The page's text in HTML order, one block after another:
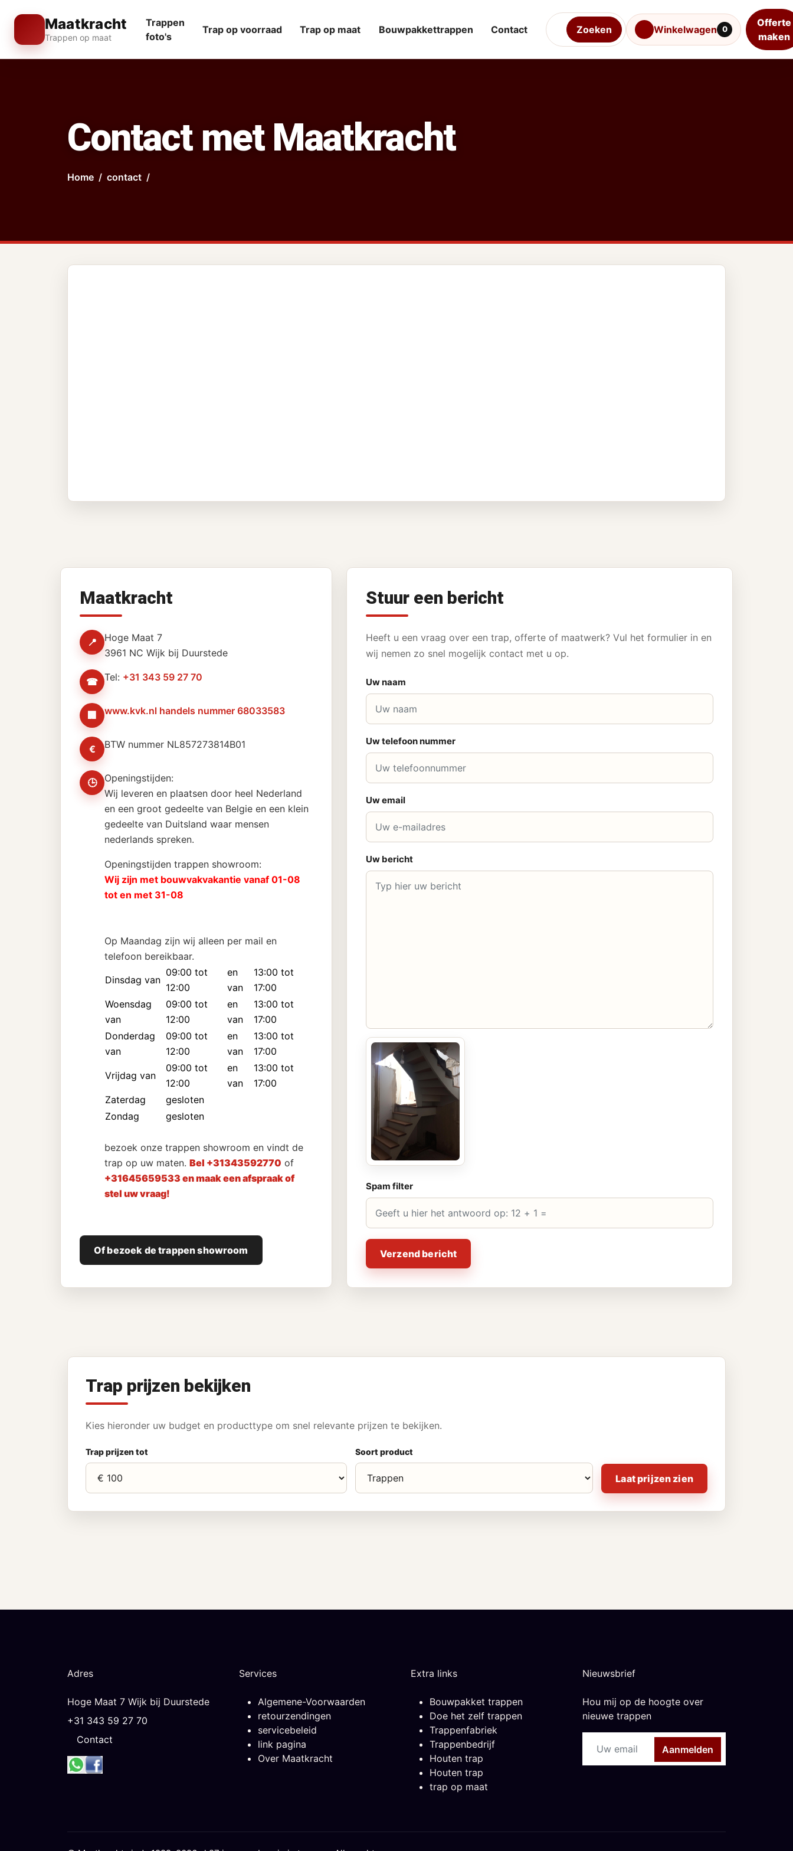
Maatkracht
Trappen op maat
Winkelwagen 0
Offerte
maken
Trappen
foto's
Trap op voorraad Trap op maat Bouwpakkettrappen Contact Zoeken
Contact met Maatkracht
Home contact
Maatkracht
📍
Hoge Maat 7
3961 NC Wijk bij Duurstede
☎ Tel: +31 343 59 27 70
🏢 www.kvk.nl handels nummer 68033583
€ BTW nummer NL857273814B01
🕒
Openingstijden:
Wij leveren en plaatsen door heel Nederland
en een groot gedeelte van Belgie en een klein
gedeelte van Duitsland waar mensen
nederlands spreken.
Openingstijden trappen showroom:
Wij zijn met bouwvakvakantie vanaf 01-08
tot en met 31-08
Op Maandag zijn wij alleen per mail en
telefoon bereikbaar.
Dinsdag van
09:00 tot
12:00
en
van
13:00 tot
17:00
Woensdag
van
09:00 tot
12:00
en
van
13:00 tot
17:00
Donderdag
van
09:00 tot
12:00
en
van
13:00 tot
17:00
Vrijdag van
09:00 tot
12:00
en
van
13:00 tot
17:00
Zaterdag
gesloten
Zondag
gesloten
bezoek onze trappen showroom en vindt de
trap op uw maten. Bel +31343592770 of
+31645659533 en maak een afspraak of
stel uw vraag!
Of bezoek de trappen showroom
Stuur een bericht
Heeft u een vraag over een trap, offerte of maatwerk? Vul het formulier in en
wij nemen zo snel mogelijk contact met u op.
Uw naam
Uw telefoon nummer
Uw email
Uw bericht
Spam filter
Verzend bericht
Trap prijzen bekijken
Kies hieronder uw budget en producttype om snel relevante prijzen te bekijken.
Trap prijzen tot Soort product
Adres
Hoge Maat 7 Wijk bij Duurstede
+31 343 59 27 70
Contact
Services
Algemene-Voorwaarden
retourzendingen
servicebeleid
link pagina
Over Maatkracht
Extra links
Bouwpakket trappen
Doe het zelf trappen
Trappenfabriek
Trappenbedrijf
Houten trap
Houten trap
trap op maat
Nieuwsbrief
Hou mij op de hoogte over
nieuwe trappen
Aanmelden